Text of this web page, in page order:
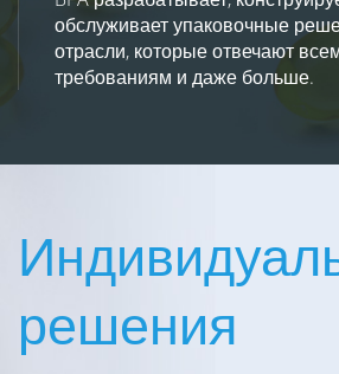
обслуживает упаковочные
отрасли, которые отвечают
требованиям и даже больше.
решения